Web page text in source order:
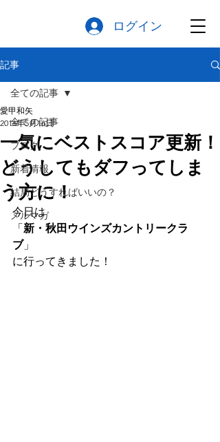
ログイン
記事
全ての記事
ブログ
新着情報
結局どうすればいいの？
メルマガ
全ての記事
一気にベストスコア更新！
どうしてもダフってしま
う方に！
愛甲和矢
2016年5月16日
今日は
「新・秋田ウインズカントリークラ
ブ」
に行ってきました！